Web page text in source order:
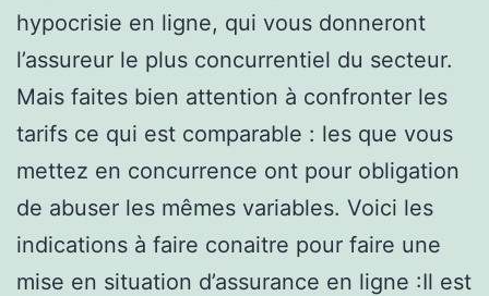
hypocrisie en ligne, qui vous donneront
l’assureur le plus concurrentiel du secteur.
Mais faites bien attention à confronter les
tarifs ce qui est comparable : les que vous
mettez en concurrence ont pour obligation
de abuser les mêmes variables. Voici les
indications à faire conaitre pour faire une
mise en situation d’assurance en ligne :Il est